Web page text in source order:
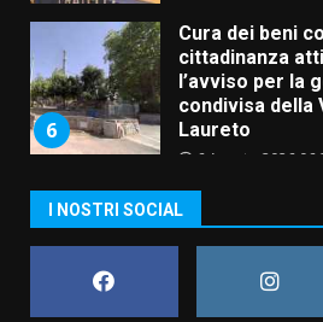
6
Cura dei beni
cittadinanza
l’avviso per la
condivisa della
Laureto
6 Agosto 2026
assoluta de
Belvedere. Il
6 Agosto 2026
I NOSTRI SOCIAL